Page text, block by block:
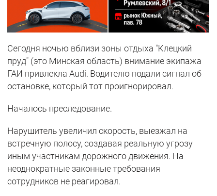
Сегодня ночью вблизи зоны отдыха "Клецкий
пруд" (это Минская область) внимание экипажа
ГАИ привлекла Audi. Водителю подали сигнал об
остановке, который тот проигнорировал.
Началось преследование.
Нарушитель увеличил скорость, выезжал на
встречную полосу, создавая реальную угрозу
иным участникам дорожного движения. На
неоднократные законные требования
сотрудников не реагировал.